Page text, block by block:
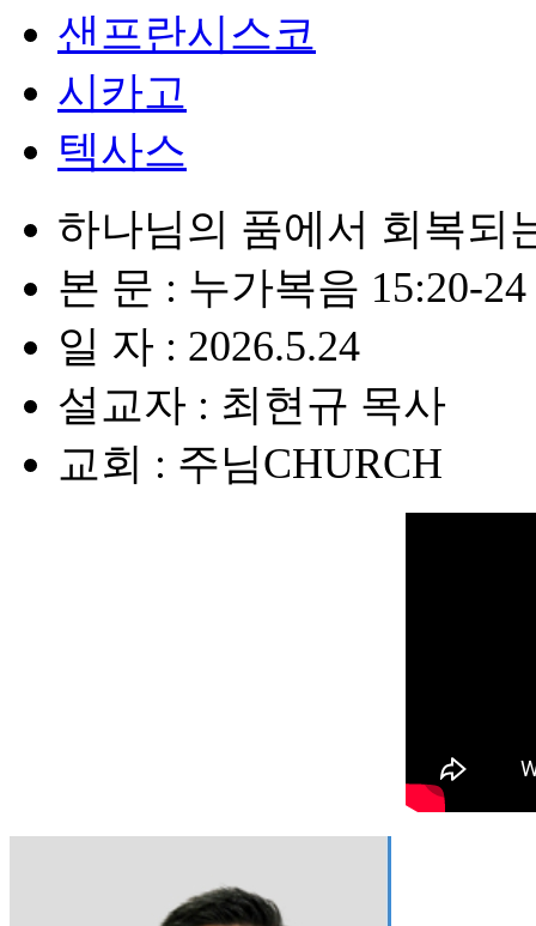
샌프란시스코
시카고
텍사스
하나님의 품에서 회복되
본 문 : 누가복음 15:20-24
일 자 : 2026.5.24
설교자 : 최현규 목사
교회 : 주님CHURCH